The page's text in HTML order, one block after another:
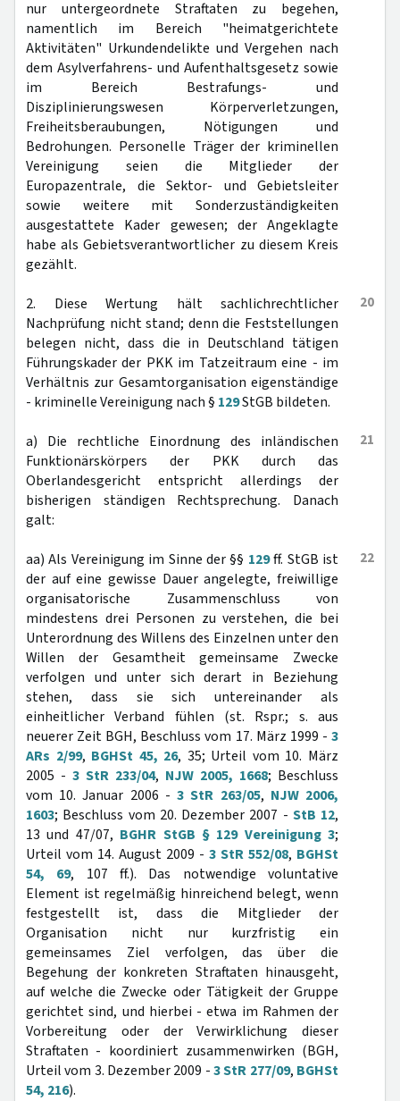
nur untergeordnete Straftaten zu begehen,
namentlich im Bereich "heimatgerichtete
Aktivitäten" Urkundendelikte und Vergehen nach
dem Asylverfahrens- und Aufenthaltsgesetz sowie
im Bereich Bestrafungs- und
Disziplinierungswesen Körperverletzungen,
Freiheitsberaubungen, Nötigungen und
Bedrohungen. Personelle Träger der kriminellen
Vereinigung seien die Mitglieder der
Europazentrale, die Sektor- und Gebietsleiter
sowie weitere mit Sonderzuständigkeiten
ausgestattete Kader gewesen; der Angeklagte
habe als Gebietsverantwortlicher zu diesem Kreis
gezählt.
20
2. Diese Wertung hält sachlichrechtlicher
Nachprüfung nicht stand; denn die Feststellungen
belegen nicht, dass die in Deutschland tätigen
Führungskader der PKK im Tatzeitraum eine - im
Verhältnis zur Gesamtorganisation eigenständige
- kriminelle Vereinigung nach § 129StGB bildeten.
21
a) Die rechtliche Einordnung des inländischen
Funktionärskörpers der PKK durch das
Oberlandesgericht entspricht allerdings der
bisherigen ständigen Rechtsprechung. Danach
galt:
22
aa) Als Vereinigung im Sinne der §§ 129ff. StGB ist
der auf eine gewisse Dauer angelegte, freiwillige
organisatorische Zusammenschluss von
mindestens drei Personen zu verstehen, die bei
Unterordnung des Willens des Einzelnen unter den
Willen der Gesamtheit gemeinsame Zwecke
verfolgen und unter sich derart in Beziehung
stehen, dass sie sich untereinander als
einheitlicher Verband fühlen (st. Rspr.; s. aus
neuerer Zeit BGH, Beschluss vom 17. März 1999 - 3
ARs 2/99, BGHSt 45, 26, 35; Urteil vom 10. März
2005 - 3 StR 233/04, NJW 2005, 1668; Beschluss
vom 10. Januar 2006 -3 StR 263/05, NJW 2006,
1603; Beschluss vom 20. Dezember 2007 - StB 12,
13 und 47/07, BGHR StGB § 129 Vereinigung 3;
Urteil vom 14. August 2009 - 3 StR 552/08, BGHSt
54, 69, 107 ff.). Das notwendige voluntative
Element ist regelmäßig hinreichend belegt, wenn
festgestellt ist, dass die Mitglieder der
Organisation nicht nur kurzfristig ein
gemeinsames Ziel verfolgen, das über die
Begehung der konkreten Straftaten hinausgeht,
auf welche die Zwecke oder Tätigkeit der Gruppe
gerichtet sind, und hierbei - etwa im Rahmen der
Vorbereitung oder der Verwirklichung dieser
Straftaten - koordiniert zusammenwirken (BGH,
Urteil vom 3. Dezember 2009 -3 StR 277/09, BGHSt
54, 216).